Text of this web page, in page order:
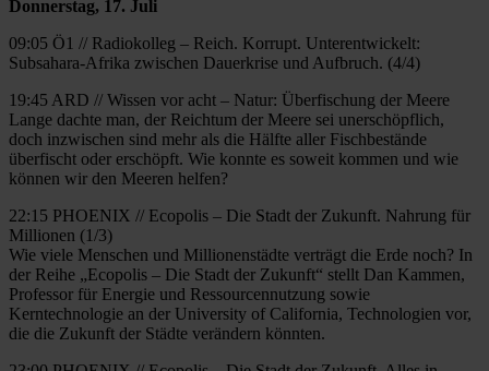
Donnerstag, 17. Juli
09:05 Ö1 // Radiokolleg – Reich. Korrupt. Unterentwickelt:
Subsahara-Afrika zwischen Dauerkrise und Aufbruch. (4/4)
19:45 ARD // Wissen vor acht – Natur: Überfischung der Meere
Lange dachte man, der Reichtum der Meere sei unerschöpflich,
doch inzwischen sind mehr als die Hälfte aller Fischbestände
überfischt oder erschöpft. Wie konnte es soweit kommen und wie
können wir den Meeren helfen?
22:15 PHOENIX // Ecopolis – Die Stadt der Zukunft. Nahrung für
Millionen (1/3)
Wie viele Menschen und Millionenstädte verträgt die Erde noch? In
der Reihe „Ecopolis – Die Stadt der Zukunft“ stellt Dan Kammen,
Professor für Energie und Ressourcennutzung sowie
Kerntechnologie an der University of California, Technologien vor,
die die Zukunft der Städte verändern könnten.